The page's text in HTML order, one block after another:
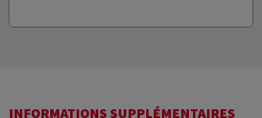
INFORMATIONS SUPPLÉMENTAIRES